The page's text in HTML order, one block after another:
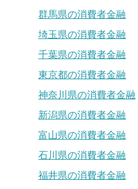
群馬県の消費者金融
埼玉県の消費者金融
千葉県の消費者金融
東京都の消費者金融
神奈川県の消費者金融
新潟県の消費者金融
富山県の消費者金融
石川県の消費者金融
福井県の消費者金融